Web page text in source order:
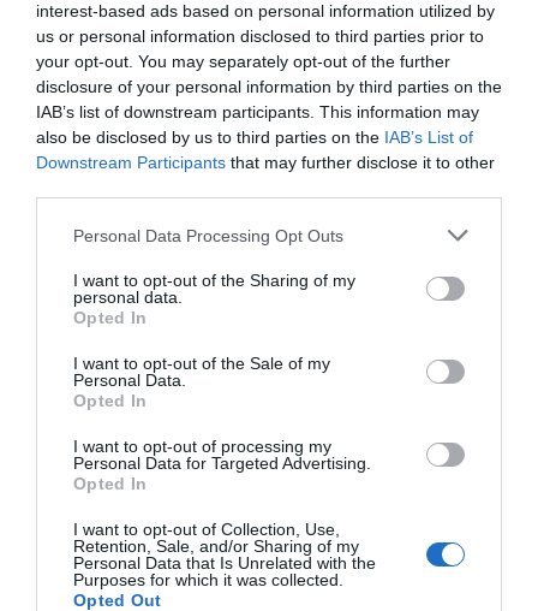
interest-based ads based on personal information utilized by
us or personal information disclosed to third parties prior to
your opt-out. You may separately opt-out of the further
disclosure of your personal information by third parties on the
IAB’s list of downstream participants. This information may
also be disclosed by us to third parties on the IAB’s List of
Downstream Participants that may further disclose it to other
Personal Data Processing Opt Outs
I want to opt-out of the Sharing of my
personal data.
Opted In
I want to opt-out of the Sale of my
Personal Data.
Opted In
I want to opt-out of processing my
Personal Data for Targeted Advertising.
Opted In
I want to opt-out of Collection, Use,
Retention, Sale, and/or Sharing of my
Personal Data that Is Unrelated with the
Purposes for which it was collected.
Opted Out
Θρίλερ για τις συνθήκες θανάτου της γυναίκας, η οποία βρέθηκε
με καρφωμένο πάνω της ένα μαχαίρι.